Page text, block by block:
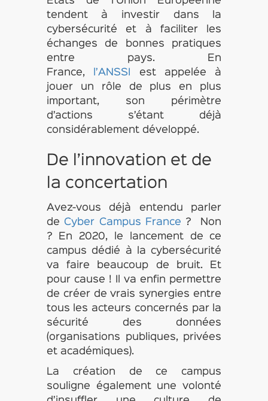
tendent à investir dans la
cybersécurité et à faciliter les
échanges de bonnes pratiques
entre pays. En
France,
l’ANSSI est appelée à
jouer un rôle de plus en plus
important, son périmètre
d’actions s’étant déjà
considérablement développé.
De l’innovation et de
la concertation
Avez-vous déjà entendu parler
de Cyber Campus France ? Non
? En 2020, le lancement de ce
campus dédié à la cybersécurité
va faire beaucoup de bruit. Et
pour cause ! Il va enfin permettre
de créer de vrais synergies entre
tous les acteurs concernés par la
sécurité des données
(organisations publiques, privées
et académiques).
La création de ce campus
souligne également une volonté